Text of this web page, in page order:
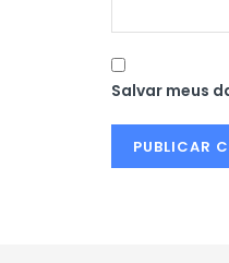
Salvar meus